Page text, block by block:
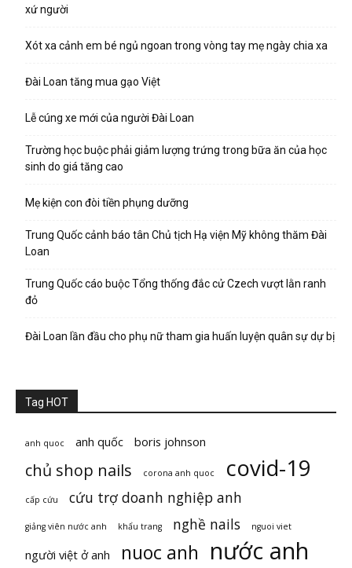
xứ người
Xót xa cảnh em bé ngủ ngoan trong vòng tay mẹ ngày chia xa
Đài Loan tăng mua gạo Việt
Lễ cúng xe mới của người Đài Loan
Trường học buộc phải giảm lượng trứng trong bữa ăn của học
sinh do giá tăng cao
Mẹ kiện con đòi tiền phụng dưỡng
Trung Quốc cảnh báo tân Chủ tịch Hạ viện Mỹ không thăm Đài
Loan
Trung Quốc cáo buộc Tổng thống đắc cử Czech vượt lằn ranh
đỏ
Đài Loan lần đầu cho phụ nữ tham gia huấn luyện quân sự dự bị
Tag HOT
anh quoc anh quốc boris johnson
chủ shop nails corona anh quoc covid-19
cấp cứu cứu trợ doanh nghiệp anh
giảng viên nước anh khẩu trang nghề nails nguoi viet
người việt ở anh nuoc anh nước anh